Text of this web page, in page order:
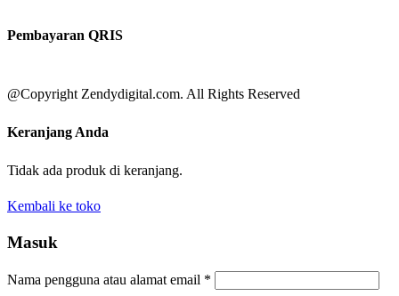
Pembayaran QRIS
@Copyright Zendydigital.com. All Rights Reserved
Keranjang Anda
Tidak ada produk di keranjang.
Kembali ke toko
Masuk
Nama pengguna atau alamat email *